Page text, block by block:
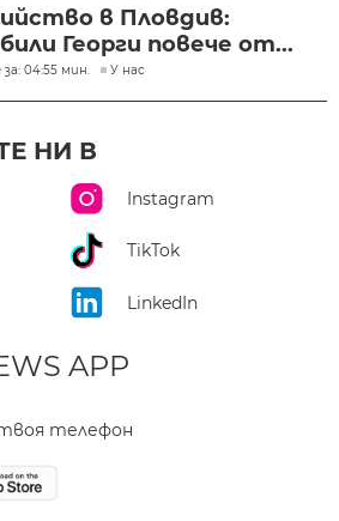
в Пловдив:
Георги повече от...
04:55 мин. У нас
НИ В
Instagram
TikTok
LinkedIn
APP
телефон